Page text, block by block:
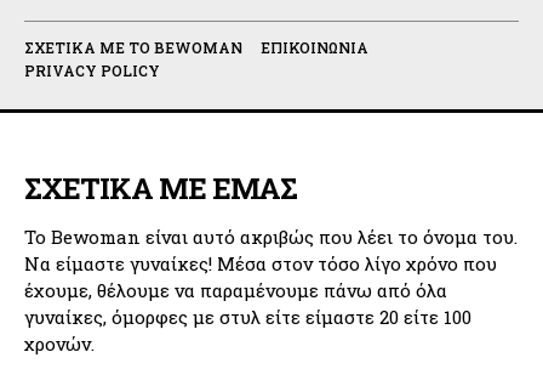
ΣΧΕΤΙΚΆ ΜΕ ΤΟ BEWOMAN
ΕΠΙΚΟΙΝΩΝΊΑ
PRIVACY POLICY
ΣΧΕΤΙΚΑ ΜΕ ΕΜΑΣ
Το Bewoman είναι αυτό ακριβώς που λέει το όνομα του.
Να είμαστε γυναίκες! Μέσα στον τόσο λίγο χρόνο που
έχουμε, θέλουμε να παραμένουμε πάνω από όλα
γυναίκες, όμορφες με στυλ είτε είμαστε 20 είτε 100
χρονών.